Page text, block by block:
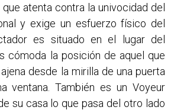
atenta contra la univocidad del
y exige un esfuerzo físico del
es situado en el lugar del
cómoda la posición de aquel que
desde la mirilla de una puerta
ventana. También es un Voyeur
su casa lo que pasa del otro lado